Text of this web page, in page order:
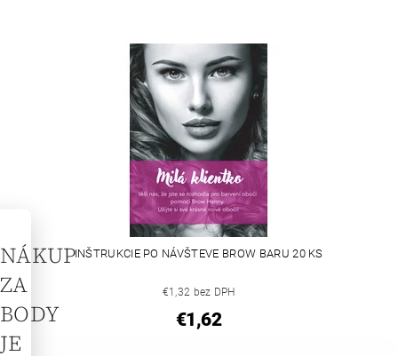
INŠTRUKCIE PO NÁVŠTEVE BROW BARU 20 KS
€1,32 bez DPH
€1,62
NÁKUP
ZA
BODY
JE